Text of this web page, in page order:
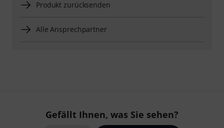
Produkt zurücksenden
Alle Ansprechpartner
Gefällt Ihnen, was Sie sehen?